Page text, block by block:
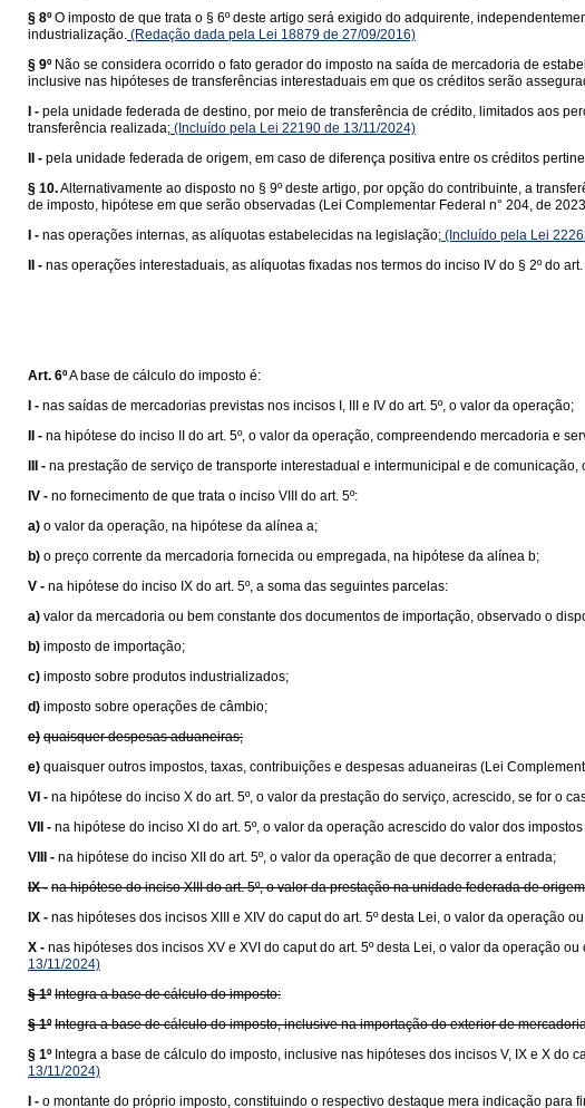
§ 8º O imposto de que trata o § 6º deste artigo será exigido do adquirente,
industrialização. (Redação dada pela Lei 18879 de 27/09/2016)
§ 9º Não se considera ocorrido o fato gerador do imposto na saída de mercadoria de
inclusive nas hipóteses de transferências interestaduais em que os créditos serão
I - pela unidade federada de destino, por meio de transferência de crédito, limitados aos
transferência realizada; (Incluído pela Lei 22190 de 13/11/2024)
II - pela unidade federada de origem, em caso de diferença positiva entre os créditos
§ 10.Alternativamente ao disposto no § 9º deste artigo, por opção do contribuinte, a
de imposto, hipótese em que serão observadas (Lei Complementar Federal n° 204, de
I - nas operações internas, as alíquotas estabelecidas na legislação; (Incluído pela Lei
II - nas operações interestaduais, as alíquotas fixadas nos termos do inciso IV do § 2º do
Art. 6ºA base de cálculo do imposto é:
I - nas saídas de mercadorias previstas nos incisos I, III e IV do art. 5º, o valor da operação;
II - na hipótese do inciso II do art. 5º, o valor da operação, compreendendo mercadoria e
III - na prestação de serviço de transporte interestadual e intermunicipal e de comunicação,
IV - no fornecimento de que trata o inciso VIII do art. 5º:
a) o valor da operação, na hipótese da alínea a;
b) o preço corrente da mercadoria fornecida ou empregada, na hipótese da alínea b;
V - na hipótese do inciso IX do art. 5º, a soma das seguintes parcelas:
a) valor da mercadoria ou bem constante dos documentos de importação, observado o
b) imposto de importação;
c) imposto sobre produtos industrializados;
d) imposto sobre operações de câmbio;
e) quaisquer despesas aduaneiras;
e) quaisquer outros impostos, taxas, contribuições e despesas aduaneiras (Lei
VI - na hipótese do inciso X do art. 5º, o valor da prestação do serviço, acrescido, se for o
VII - na hipótese do inciso XI do art. 5º, o valor da operação acrescido do valor dos
VIII - na hipótese do inciso XII do art. 5º, o valor da operação de que decorrer a entrada;
IX - na hipótese do inciso XIII do art. 5º, o valor da prestação na unidade federada de
IX - nas hipóteses dos incisos XIII e XIV do caput do art. 5º desta Lei, o valor da operação
X - nas hipóteses dos incisos XV e XVI do caput do art. 5º desta Lei, o valor da operação
13/11/2024)
§ 1º Integra a base de cálculo do imposto:
§ 1º Integra a base de cálculo do imposto, inclusive na importação do exterior de
§ 1º Integra a base de cálculo do imposto, inclusive nas hipóteses dos incisos V, IX e X do
13/11/2024)
I - o montante do próprio imposto, constituindo o respectivo destaque mera indicação para